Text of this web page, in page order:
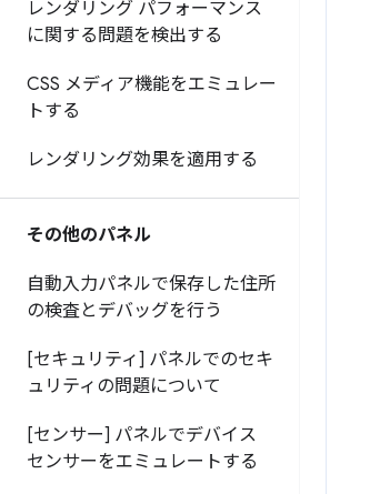
レンダリング パフォーマンス
に関する問題を検出する
CSS メディア機能をエミュレー
トする
レンダリング効果を適用する
その他のパネル
自動入力パネルで保存した住所
の検査とデバッグを行う
[セキュリティ] パネルでのセキ
ュリティの問題について
[センサー] パネルでデバイス
センサーをエミュレートする